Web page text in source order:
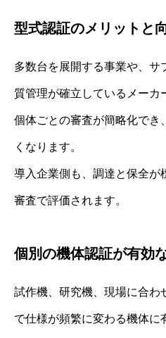
型式認証のメリットと
多数台を展開する事業や、サ
質管理が確立しているメーカ
個体ごとの審査が簡略化でき
くなります。
導入企業側も、調達と保全が
審査で評価されます。
個別の機体認証が有効
試作機、研究機、現場に合わ
で仕様が頻繁に変わる機体に